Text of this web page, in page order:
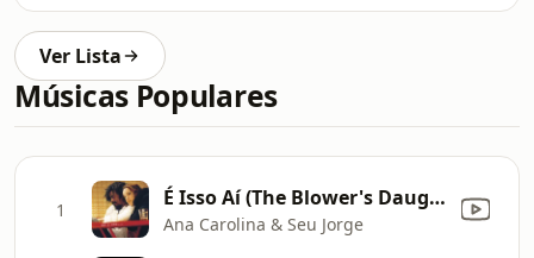
Ver Lista
Músicas Populares
1 É Isso Aí (The Blower's Daughter) [Ao Vivo]
Ana Carolina & Seu Jorge